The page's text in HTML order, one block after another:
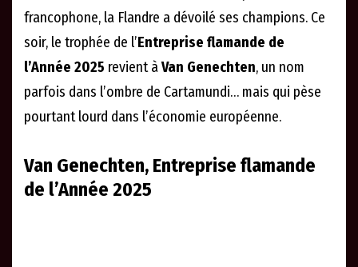
francophone, la Flandre a dévoilé ses champions. Ce
soir, le trophée de l’Entreprise flamande de
l’Année 2025 revient àVan Genechten, un nom
parfois dans l’ombre de Cartamundi… mais qui pèse
pourtant lourd dans l’économie européenne.
Van Genechten, Entreprise flamande
de l’Année 2025